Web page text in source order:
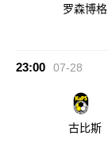
罗森博格
23:00 07-28
古比斯